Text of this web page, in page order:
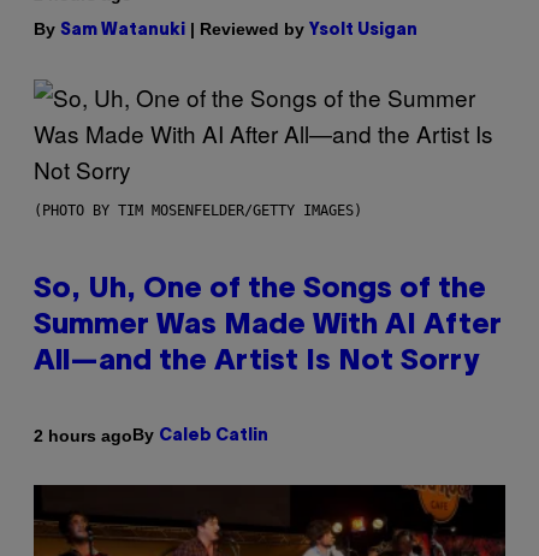
By Sam Watanuki | Reviewed by Ysolt Usigan
(PHOTO BY TIM MOSENFELDER/GETTY IMAGES)
So, Uh, One of the Songs of the
Summer Was Made With AI After
All—and the Artist Is Not Sorry
2 hours agoBy Caleb Catlin